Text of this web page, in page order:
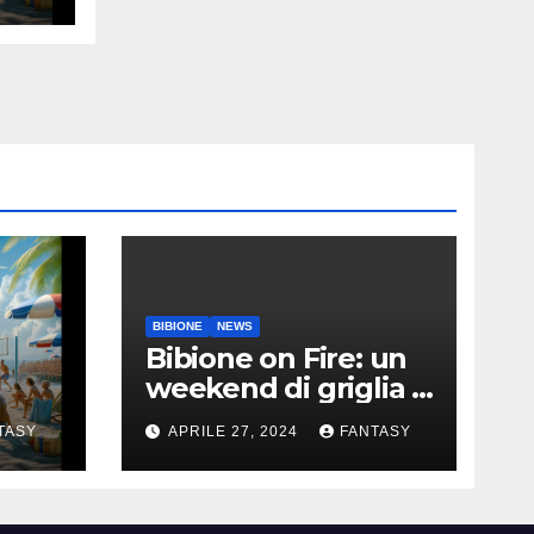
BIBIONE NEWS
Bibione on Fire: un
weekend di griglia e
barbecue in Piazza
Treviso
APRILE 27, 2024 FANTASY